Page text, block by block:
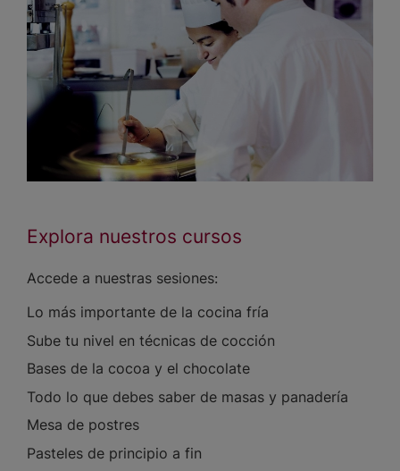
Explora nuestros cursos
Accede a nuestras sesiones:
Lo más importante de la cocina fría
Sube tu nivel en técnicas de cocción
Bases de la cocoa y el chocolate
Todo lo que debes saber de masas y panadería
Mesa de postres
Pasteles de principio a fin